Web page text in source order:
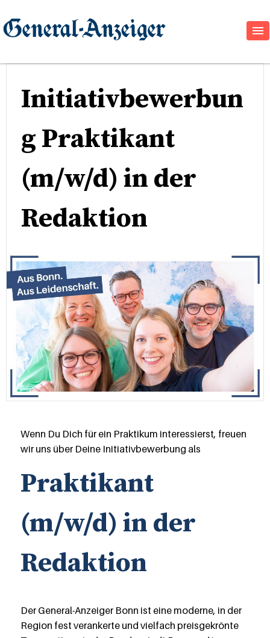
Initiativbewerbun
g Praktikant
(m/w/d) in der
Redaktion
Wenn Du Dich für ein Praktikum interessierst, freuen
wir uns über Deine Initiativbewerbung als
Praktikant
(m/w/d) in der
Redaktion
Der General-Anzeiger Bonn ist eine moderne, in der
Region fest verankerte und vielfach preisgekrönte